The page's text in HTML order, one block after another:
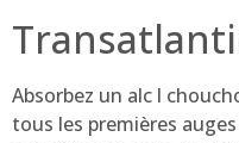
Absorbez un alc l
tous les premières